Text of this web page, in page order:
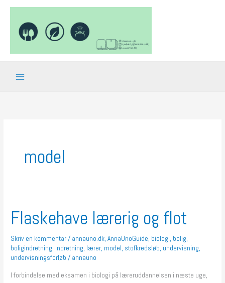
indholdet
model
Flaskehave lærerig og flot
Skriv en kommentar/ annauno.dk,AnnaUnoGuide, biologi, bolig,
boligindretning, indretning, lærer, model, stofkredsløb, undervisning,
undervisningsforløb / annauno
I forbindelse med eksamen i biologi på læreruddannelsen i næste uge,
Flaskehave
lærerig
og
flot